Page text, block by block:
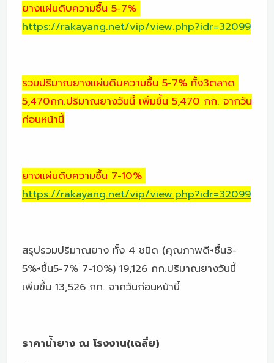
ยางแผ่นดิบความชื้น 5-7%
https://rakayang.net/vip/view.php?idr=32099
รวมปริมาณยางแผ่นดิบความชื้น 5-7% ทั้ง3ตลาด
5,470กก.ปริมาณยางวันนี้ เพิ่มขึ้น 5,470 กก. จากวัน
ก่อนหน้านี้
ยางแผ่นดิบความชื้น 7-10%
https://rakayang.net/vip/view.php?idr=32099
สรุปรวมปริมาณยาง ทั้ง 4 ชนิด (คุณภาพดี+ชื้น3-
5%+ชื้น5-7% 7-10%) 19,126 กก.ปริมาณยางวันนี้
เพิ่มขึ้น 13,526 กก. จากวันก่อนหน้านี้
ราคาน้ำยาง ณ โรงงาน(เฉลี่ย)